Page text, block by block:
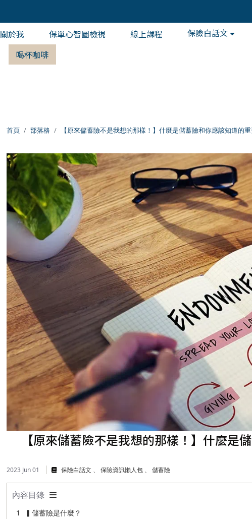
關於我
保單心智圖檢視 線上課程 保險白話文
喝杯咖啡
首頁 部落格 【原來儲蓄險不是我想的那樣！】什麼是儲蓄險和你應該知道的
【原來儲蓄險不是我想的那樣！】什麼是
2023 Jun 01 保險白話文 保險資訊懶人包 儲蓄險
內容目錄
▍儲蓄險是什麼？